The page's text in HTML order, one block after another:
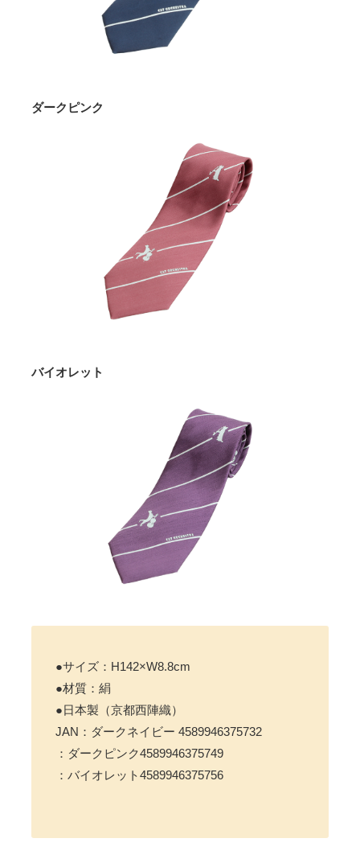
ダークピンク
バイオレット
●サイズ：H142×W8.8cm
●材質：絹
●日本製（京都西陣織）
JAN：ダークネイビー 4589946375732
：ダークピンク4589946375749
：バイオレット4589946375756